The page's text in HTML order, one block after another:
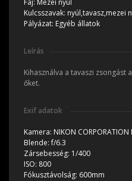
Faj: Mezei nyúl
Kulcsszavak: nyúl,tavasz,mezei
Pályázat: Egyéb állatok
Leírás
Kihasználva a tavaszi zsongást
őket.
Exif adatok
Kamera: NIKON
Blende:f/6.3
Zársebesség: 1/400
ISO: 800
Fókusztávolság: 600mm